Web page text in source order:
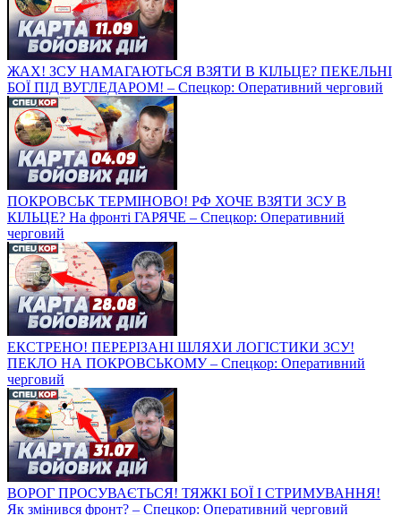
ЖАХ! ЗСУ НАМАГАЮТЬСЯ ВЗЯТИ В КІЛЬЦЕ? ПЕКЕЛЬНІ
БОЇ ПІД ВУГЛЕДАРОМ! – Спецкор: Оперативний черговий
ПОКРОВСЬК ТЕРМІНОВО! РФ ХОЧЕ ВЗЯТИ ЗСУ В
КІЛЬЦЕ? На фронті ГАРЯЧЕ – Спецкор: Оперативний
черговий
ЕКСТРЕНО! ПЕРЕРІЗАНІ ШЛЯХИ ЛОГІСТИКИ ЗСУ!
ПЕКЛО НА ПОКРОВСЬКОМУ – Спецкор: Оперативний
черговий
ВОРОГ ПРОСУВАЄТЬСЯ! ТЯЖКІ БОЇ І СТРИМУВАННЯ!
Як змінився фронт? – Спецкор: Оперативний черговий